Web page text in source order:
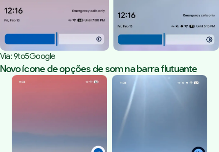
Via: 9to5Google
Novo ícone de opções de som na barra flutuante